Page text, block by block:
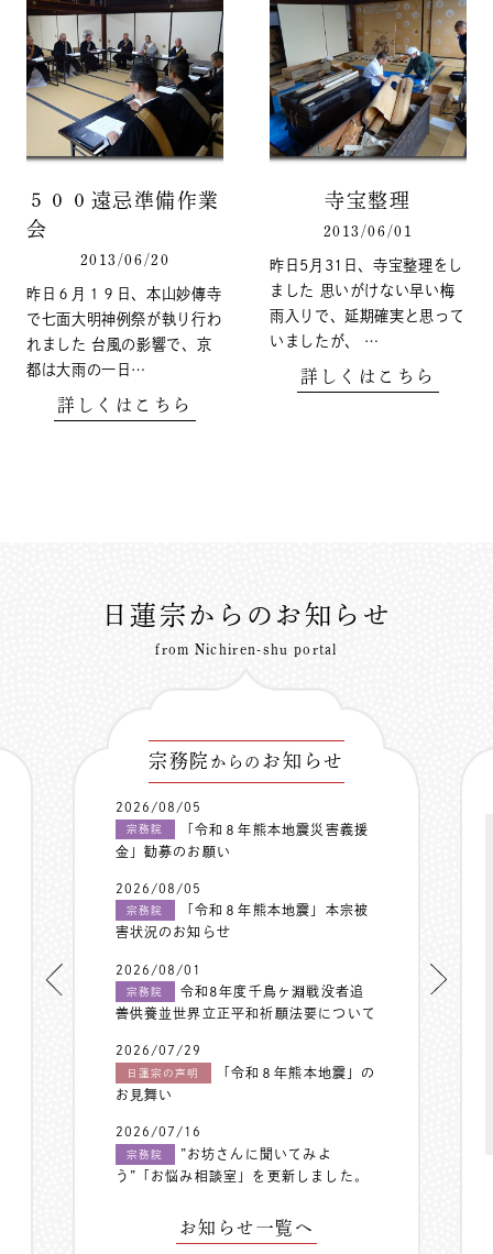
５００遠忌準備作業
会
2013/06/20
昨日６月１９日、本山妙傳寺
で七面大明神例祭が執り行わ
れました 台風の影響で、京
都は大雨の一日…
詳しくはこちら
寺宝整理
2013/06/01
昨日5月31日、寺宝整理をし
ました 思いがけない早い梅
雨入りで、延期確実と思って
いましたが、 …
詳しくはこちら
日蓮宗からのお知らせ
from Nichiren-shu portal
宗務院 からの お知らせ
2026/08/05
宗務院
「令和８年熊本地震災害義援
金」勧募のお願い
2026/08/05
宗務院
「令和８年熊本地震」本宗被
害状況のお知らせ
2026/08/01
宗務院
令和8年度千鳥ヶ淵戦没者追
善供養並世界立正平和祈願法要について
2026/07/29
日蓮宗の声明
「令和８年熊本地震」の
お見舞い
2026/07/16
宗務院
”お坊さんに聞いてみよ
う”「お悩み相談室」を更新しました。
お知らせ一覧へ